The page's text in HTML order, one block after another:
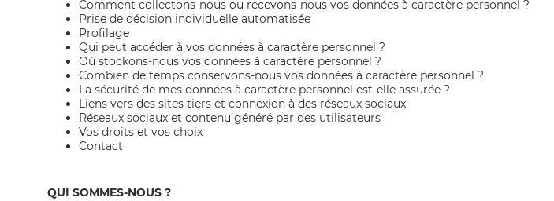
Comment collectons-nous ou recevons-nous vos données à caractère personnel ?
Prise de décision individuelle automatisée
Profilage
Qui peut accéder à vos données à caractère personnel ?
Où stockons-nous vos données à caractère personnel ?
Combien de temps conservons-nous vos données à caractère personnel ?
La sécurité de mes données à caractère personnel est-elle assurée ?
Liens vers des sites tiers et connexion à des réseaux sociaux
Réseaux sociaux et contenu généré par des utilisateurs
Vos droits et vos choix
Contact
QUI SOMMES-NOUS ?